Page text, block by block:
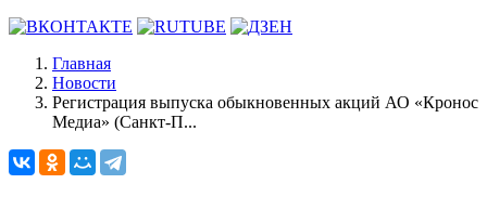
Главная
Новости
Регистрация выпуска обыкновенных акций АО «Кронос
Медиа» (Санкт-П...